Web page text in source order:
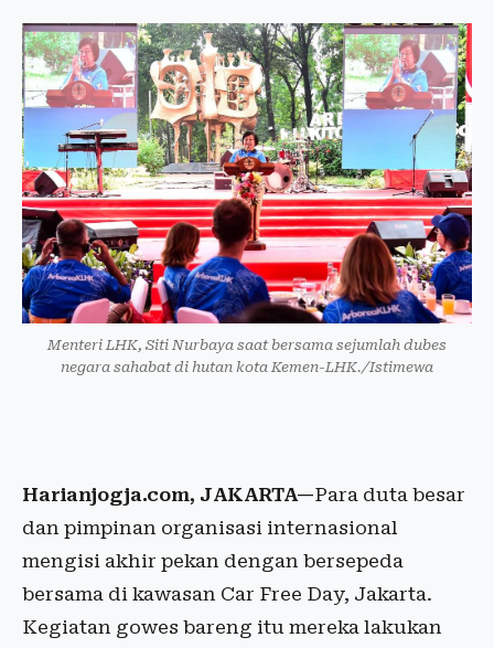
Menteri LHK, Siti Nurbaya saat bersama sejumlah dubes
negara sahabat di hutan kota Kemen-LHK./Istimewa
Harianjogja.com, JAKARTA—Para duta besar
dan pimpinan organisasi internasional
mengisi akhir pekan dengan bersepeda
bersama di kawasan Car Free Day, Jakarta.
Kegiatan gowes bareng itu mereka lakukan